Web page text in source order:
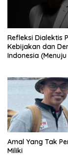
Refleksi Dialektis
Kebijakan dan
Indonesia (Menuju
Amal Yang Tak
Miliki